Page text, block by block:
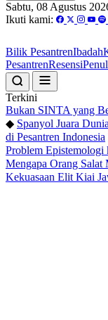
Sabtu, 08 Agustus
Ikuti kami:
Bilik PesantrenIbadah
PesantrenResensi
Terkini
Bukan SINTA yang
◆ Spanyol Juara
di Pesantren Indonesia
Problem Epistemologi
Mengapa Orang Salat
Kekuasaan Elit Kiai